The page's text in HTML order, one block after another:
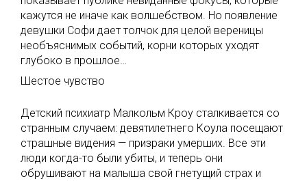
кажутся не иначе как волшебством. Но появление
девушки Софи дает толчок для целой вереницы
необъяснимых событий, корни которых уходят
глубоко в прошлое…
Шестое чувство
Детский психиатр Малкольм Кроу сталкивается со
странным случаем: девятилетнего Коула посещают
страшные видения — призраки умерших. Все эти
люди когда-то были убиты, и теперь они
обрушивают на малыша свой гнетущий страх и